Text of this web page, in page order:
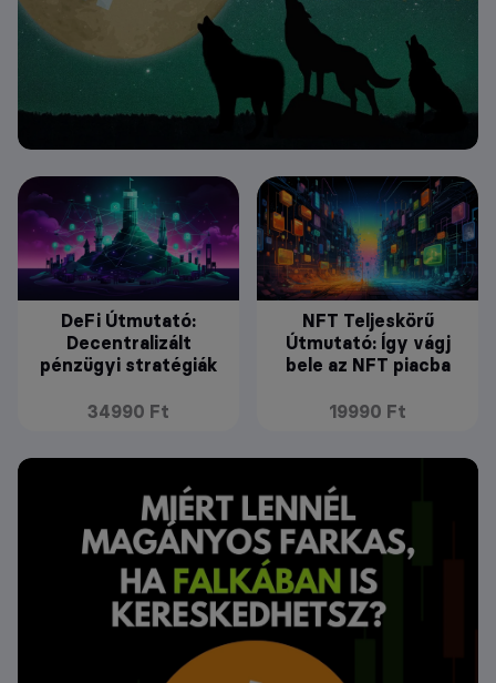
DeFi Útmutató:
Decentralizált
pénzügyi stratégiák
34990 Ft
NFT Teljeskörű
Útmutató: Így vágj
bele az NFT piacba
19990 Ft